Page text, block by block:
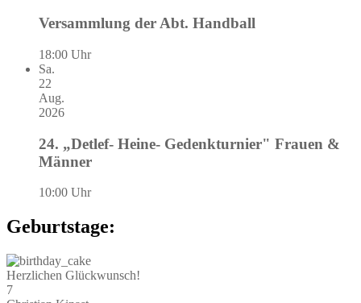
Versammlung der Abt. Handball
18:00 Uhr
Sa.
22
Aug.
2026
24. „Detlef- Heine- Gedenkturnier" Frauen &
Männer
10:00 Uhr
Geburtstage:
Herzlichen Glückwunsch!
7